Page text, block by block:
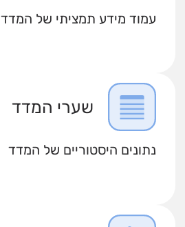
עמוד מידע תמציתי של המדד
שערי המדד
נתונים היסטוריים של המדד